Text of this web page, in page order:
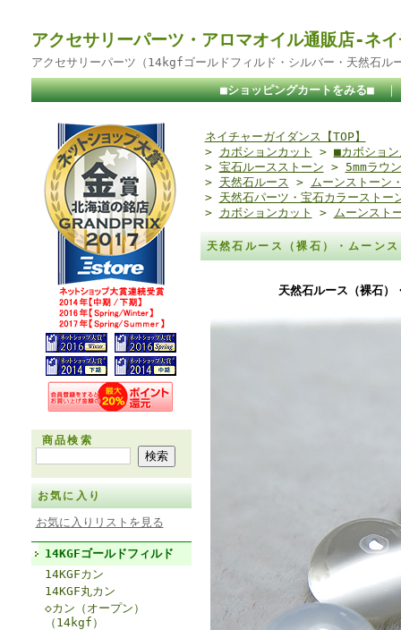
アクセサリーパーツ・アロマオイル通販店-ネ
アクセサリーパーツ（14kgfゴールドフィルド・シルバー・天然石ル
■ショッピングカートをみる■
商品検索
お気に入り
お気に入りリストを見る
14KGFゴールドフィルド
14KGFカン
14KGF丸カン
◇カン（オープン）
（14kgf）
ネイチャーガイダンス【TOP】
> カボションカット > ■カボショ
> 宝石ルースストーン > 5mmラウ
> 天然石ルース > ムーンストーン
> 天然石パーツ・宝石カラーストー
> カボションカット > ムーンスト
天然石ルース（裸石）・ムーン
天然石ルース（裸石